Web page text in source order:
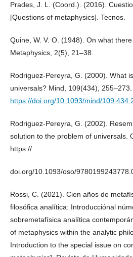
Prades, J. L. (Coord.). (2016).
[Questions of metaphysics]. Tecnos.
Quine, W. V. O. (1948). On what
Metaphysics, 2(5), 21–38.
Rodriguez-Pereyra, G. (2000). What
universals? Mind, 109(434), 255–273.
https://doi.org/10.1093/mind/
Rodriguez-Pereyra, G. (2002).
solution to the problem of universals.
https://
doi.org/10.1093/oso/
Rossi, C. (2021). Cien años de
filosófica analítica: Introducciónal
sobremetafísica analítica
of metaphysics within the analytic
Introduction to the special issue on